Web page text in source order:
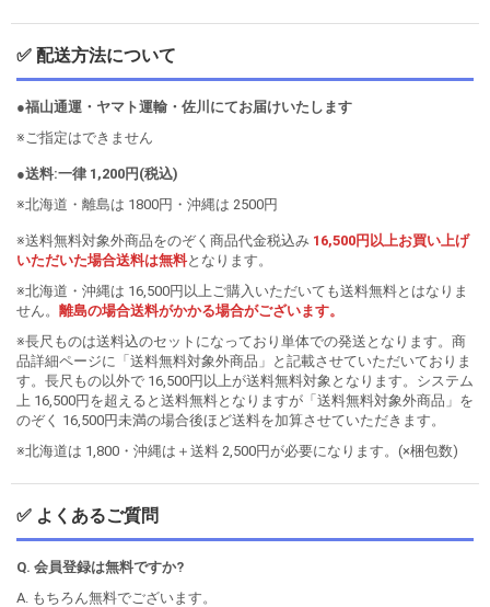
✅ 配送方法について
●福山通運・ヤマト運輸・佐川にてお届けいたします
※ご指定はできません
●送料:一律 1,200円(税込)
※北海道・離島は 1800円・沖縄は 2500円
※送料無料対象外商品をのぞく商品代金税込み 16,500円以上お買い上げ
いただいた場合送料は無料となります。
※北海道・沖縄は 16,500円以上ご購入いただいても送料無料とはなりま
せん。 離島の場合送料がかかる場合がございます。
※長尺ものは送料込のセットになっており単体での発送となります。商
品詳細ページに「送料無料対象外商品」と記載させていただいておりま
す。長尺もの以外で 16,500円以上が送料無料対象となります。システム
上 16,500円を超えると送料無料となりますが「送料無料対象外商品」を
のぞく 16,500円未満の場合後ほど送料を加算させていただきます。
※北海道は 1,800・沖縄は＋送料 2,500円が必要になります。(×梱包数)
✅ よくあるご質問
Q. 会員登録は無料ですか?
A. もちろん無料でございます。